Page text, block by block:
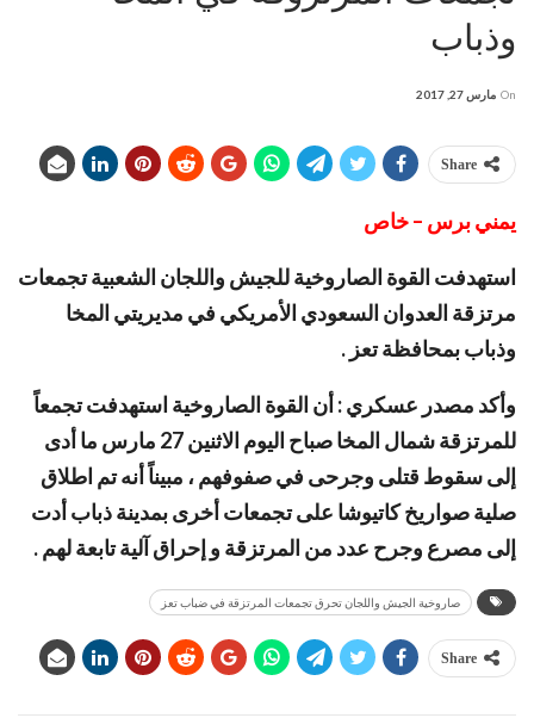
وذباب
On مارس 27, 2017
Share
يمني برس – خاص
استهدفت القوة الصاروخية للجيش واللجان الشعبية تجمعات
مرتزقة العدوان السعودي الأمريكي في مديريتي المخا
وذباب بمحافظة تعز .
وأكد مصدر عسكري : أن القوة الصاروخية استهدفت تجمعاً
للمرتزقة شمال المخا صباح اليوم الاثنين 27 مارس ما أدى
إلى سقوط قتلى وجرحى في صفوفهم ، مبيناً أنه تم اطلاق
صلية صواريخ كاتيوشا على تجمعات أخرى بمدينة ذباب أدت
إلى مصرع وجرح عدد من المرتزقة و إحراق آلية تابعة لهم .
صاروخية الجيش واللجان تحرق تجمعات المرتزقة في ضباب تعز
Share